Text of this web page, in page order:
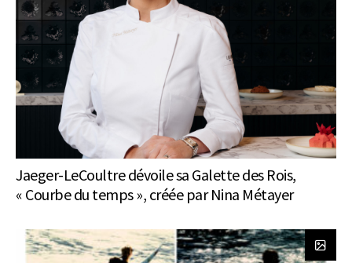
Jaeger-LeCoultre dévoile sa Galette des Rois,
« Courbe du temps », créée par Nina Métayer